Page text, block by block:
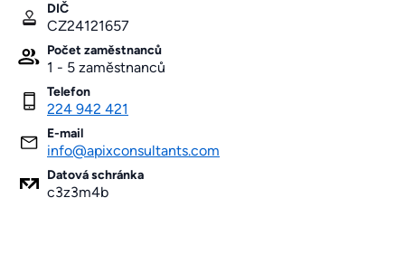
DIČ
CZ24121657
Počet zaměstnanců
1 - 5 zaměstnanců
Telefon
224 942 421
E-mail
info@apixconsultants.com
Datová schránka
c3z3m4b